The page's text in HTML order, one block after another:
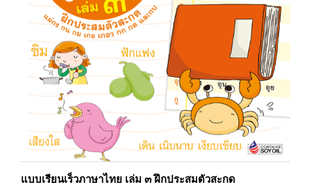
แบบเรียนเร็วภาษาไทย เล่ม ๓ ฝึกประสมตัวสะกด